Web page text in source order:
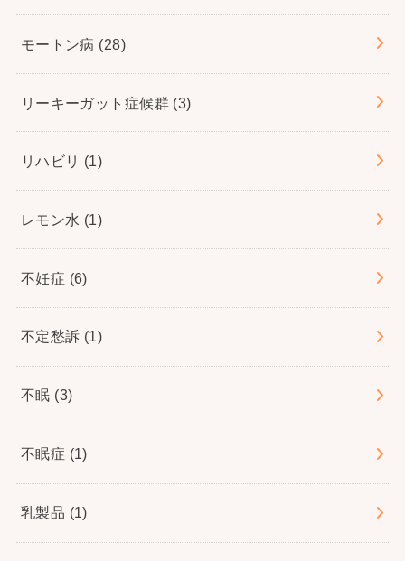
モートン病 (28)
リーキーガット症候群 (3)
リハビリ (1)
レモン水 (1)
不妊症 (6)
不定愁訴 (1)
不眠 (3)
不眠症 (1)
乳製品 (1)